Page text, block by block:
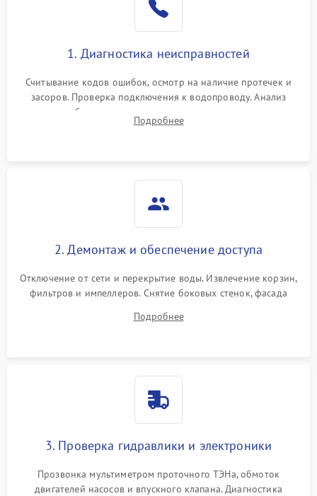
1. Диагностика неисправностей
Считывание кодов ошибок, осмотр на наличие протечек и
засоров. Проверка подключения к водопроводу. Анализ
жалоб на отсутствие слива, нагрева, вращения
разбрызгивателей или срабатывание системы защиты
Подробнее
2. Демонтаж и обеспечение доступа
Отключение от сети и перекрытие воды. Извлечение корзин,
фильтров и импеллеров. Снятие боковых стенок, фасада
циркуляционному насосу, ТЭНу и сливной помпе.
Подробнее
3. Проверка гидравлики и электроники
Прозвонка мультиметром проточного ТЭНа, обмоток
двигателей насосов и впускного клапана. Диагностика